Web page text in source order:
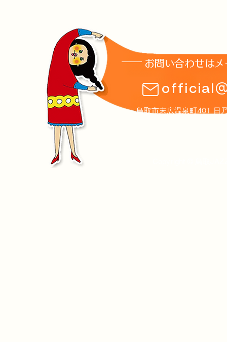
【2026/4/28~5/2】ジャズ
×アート展・公募展
か
お問い合わせは
鳥取市末広温泉町401 日